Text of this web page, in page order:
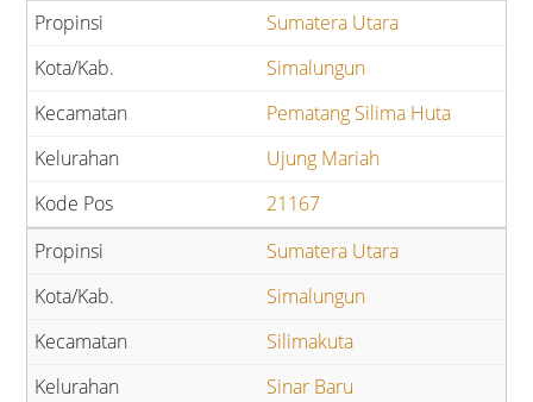
Sumatera Utara
Simalungun
Pematang Silima Huta
Ujung Mariah
21167
Sumatera Utara
Simalungun
Silimakuta
Sinar Baru